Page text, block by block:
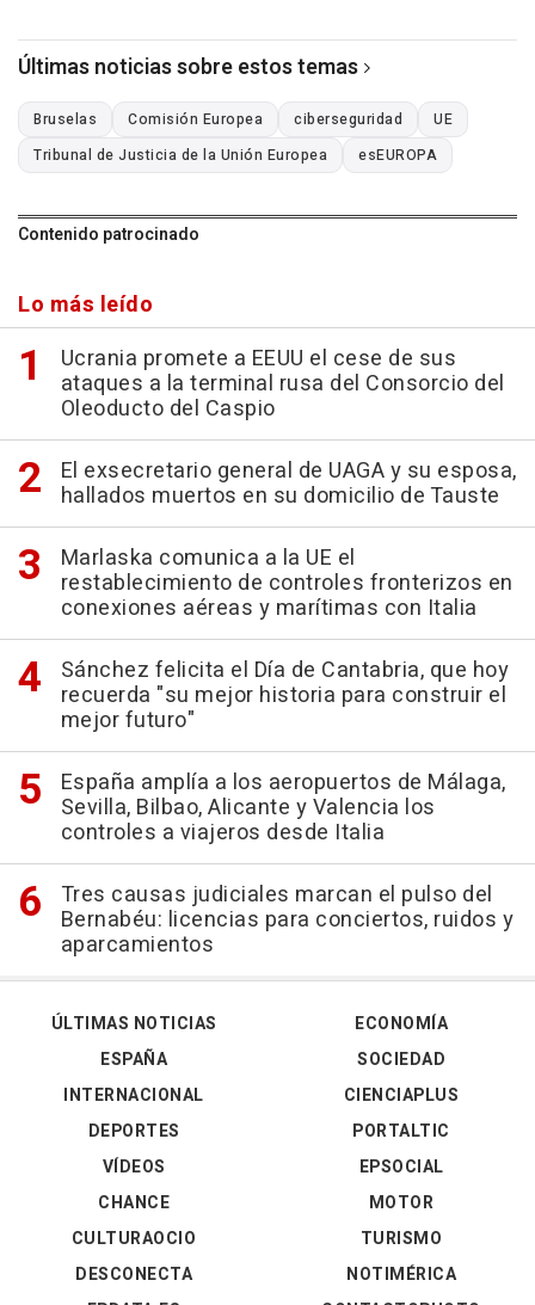
Últimas noticias sobre estos temas
Bruselas Comisión Europea ciberseguridad
UE
Tribunal de Justicia de la Unión Europea
esEUROPA
Contenido patrocinado
Lo más leído
Ucrania promete a EEUU el cese de sus
ataques a la terminal rusa del Consorcio del
Oleoducto del Caspio
El exsecretario general de UAGA y su esposa,
hallados muertos en su domicilio de Tauste
Marlaska comunica a la UE el
restablecimiento de controles fronterizos en
conexiones aéreas y marítimas con Italia
Sánchez felicita el Día de Cantabria, que hoy
recuerda "su mejor historia para construir el
mejor futuro"
España amplía a los aeropuertos de Málaga,
Sevilla, Bilbao, Alicante y Valencia los
controles a viajeros desde Italia
Tres causas judiciales marcan el pulso del
Bernabéu: licencias para conciertos, ruidos y
aparcamientos
ÚLTIMAS NOTICIAS
ESPAÑA
INTERNACIONAL
DEPORTES
VÍDEOS
ECONOMÍA
SOCIEDAD
CIENCIAPLUS
PORTALTIC
EPSOCIAL
CHANCE
CULTURAOCIO
DESCONECTA
MOTOR
TURISMO
NOTIMÉRICA